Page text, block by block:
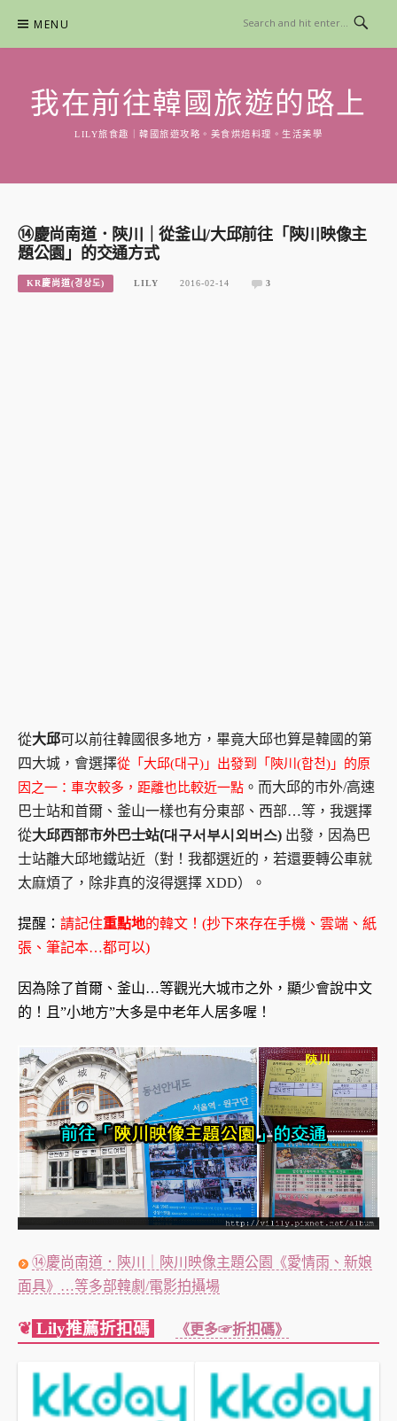
content
MENU
我在前往韓國旅遊的路上
LILY旅食趣｜韓國旅遊攻略。美食烘焙料理。生活美學
⑭慶尚南道．陝川｜從釜山/大邱前往「陝川映像主
題公園」的交通方式
KR慶尚道(경상도) LILY 2016-02-14 3
從大邱可以前往韓國很多地方，畢竟大邱也算是韓國的第
四大城，會選擇從「大邱(대구) 」出發到「陝川(합천)」的原
因之一：車次較多，距離也比較近一點 。而大邱的市外/高速
巴士站和首爾、釜山一樣也有分東部、西部…等，我選擇
從大邱西部市外巴士站(대구서부시외버스) 出發，因為巴
士站離大邱地鐵站近（對！我都選近的，若還要轉公車就
太麻煩了，除非真的沒得選擇 XDD）。
提醒： 請記住重點地的韓文！(抄下來存在手機、雲端、紙
張、筆記本…都可以)
因為除了首爾、釜山…等觀光大城市之外，顯少會說中文
的！且”小地方”大多是中老年人居多喔！
⑭慶尚南道．陝川｜陝川映像主題公園《愛情雨、新娘
面具》…等多部韓劇/電影拍攝場
❦ Lily推薦折扣碼 《更多☞折扣碼》